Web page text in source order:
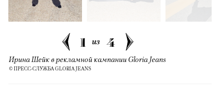
1 из 4
Ирина Шейк в рекламной кампании Gloria Jeans
© ПРЕСС-СЛУЖБА GLORIA JEANS